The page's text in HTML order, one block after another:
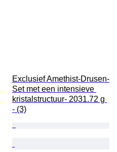
Exclusief Amethist-Drusen-
Set met een intensieve
kristalstructuur- 2031.72 g
- (3)